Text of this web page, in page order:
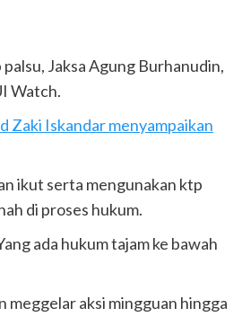
Jaksa Agung Burhanudin,
Watch.
Zaki Iskandar menyampaikan
ikut serta mengunakan ktp
di proses hukum.
ada hukum tajam ke bawah
meggelar aksi mingguan hingga